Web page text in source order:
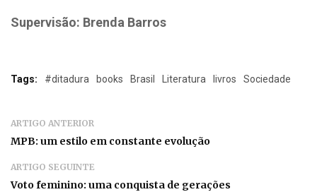
Supervisão: Brenda Barros
Tags: #ditadura books Brasil Literatura livros Sociedade
ARTIGO ANTERIOR
MPB: um estilo em constante evolução
ARTIGO SEGUINTE
Voto feminino: uma conquista de gerações